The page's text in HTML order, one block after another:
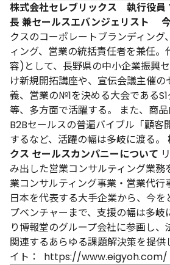
株式会社セレブリックス 執行役員
長 兼セールスエバンジェリスト
クスのコーポレートブランディング
ィング、営業の統括責任者を兼任
容)として、長野県の中小企業振興
け新規開拓講座や、宣伝会議主催
義、営業の№1を決める大会である
等、多方面で活躍する。
また、商
B2Bセールスの普遍バイブル「顧客
するなど、活躍の幅は多岐に渡る。
クス セールスカンパニーについて
み出した営業コンサルティング業務
業コンサルティング事業・営業代行
日本を代表する大手企業から、今
プベンチャーまで、支援の幅は多岐
り博報堂のグループ会社に参画し
関連するあらゆる課題解決策を提供
イト：
https://www.eigyoh.com/